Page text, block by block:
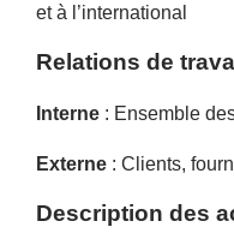
et à l’international
Relations de
Interne : Ensemble
Externe : Clients,
Description des